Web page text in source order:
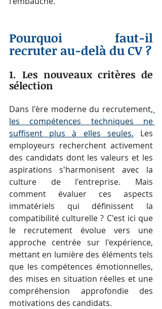
Pourquoi faut-il
recruter au-delà du CV ?
1. Les nouveaux critères de
sélection
Dans l'ère moderne du recrutement,
les compétences techniques ne
suffisent plus à elles seules. Les
employeurs recherchent activement
des candidats dont les valeurs et les
aspirations s'harmonisent avec la
culture de l'entreprise. Mais
comment évaluer ces aspects
immatériels qui définissent la
compatibilité culturelle ? C'est ici que
le recrutement évolue vers une
approche centrée sur l'expérience,
mettant en lumière des éléments tels
que les compétences émotionnelles,
des mises en situation réelles et une
compréhension approfondie des
motivations des candidats.